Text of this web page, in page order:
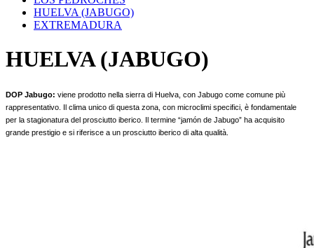
HUELVA (JABUGO)
EXTREMADURA
HUELVA (JABUGO)
DOP Jabugo: viene prodotto nella sierra di Huelva, con Jabugo come comune più
rappresentativo. Il clima unico di questa zona, con microclimi specifici, è fondamentale
per la stagionatura del prosciutto iberico. Il termine “jamón de Jabugo” ha acquisito
grande prestigio e si riferisce a un prosciutto iberico di alta qualità.